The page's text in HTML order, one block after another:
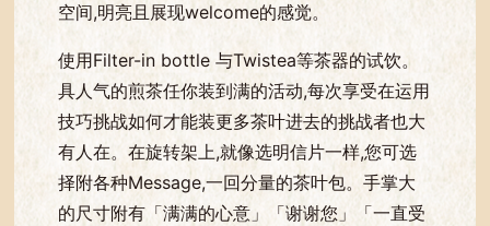
空间,明亮且展现welcome的感觉。
使用Filter-in bottle 与Twistea等茶器的试饮。
具人气的煎茶任你装到满的活动,每次享受在运用
技巧挑战如何才能装更多茶叶进去的挑战者也大
有人在。在旋转架上,就像选明信片一样,您可选
择附各种Message,一回分量的茶叶包。手掌大
的尺寸附有「满满的心意」「谢谢您」「一直受